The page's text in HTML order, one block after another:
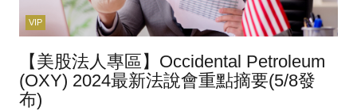
VIP
【美股法人專區】Occidental Petroleum
(OXY) 2024最新法說會重點摘要(5/8發
布)